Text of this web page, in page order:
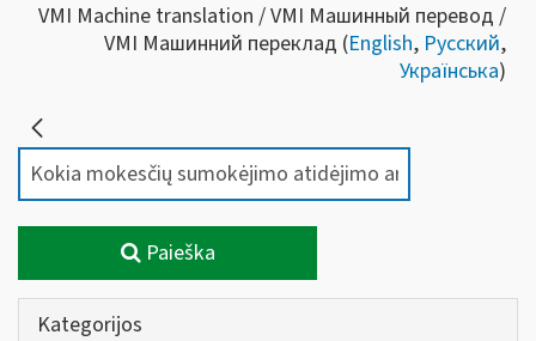
VMI Machine translation / VMI Машинный перевод /
VMI Машинний переклад (English, Русский,
Українська)
Paieška
Kategorijos